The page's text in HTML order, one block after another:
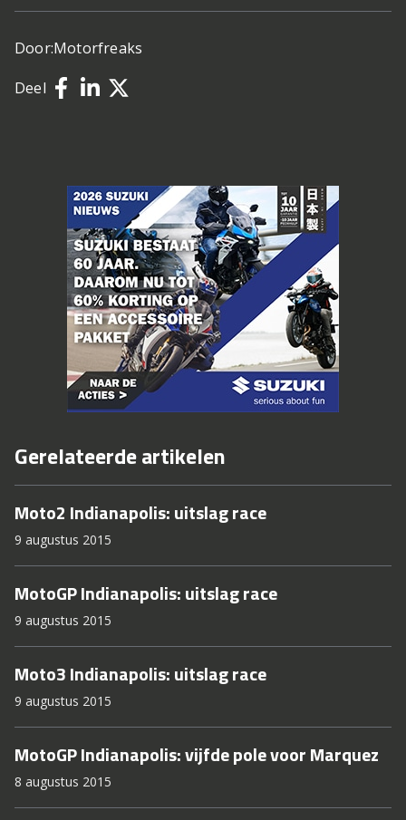
Door:Motorfreaks
Deel
Gerelateerde artikelen
Moto2 Indianapolis: uitslag race
9 augustus 2015
MotoGP Indianapolis: uitslag race
9 augustus 2015
Moto3 Indianapolis: uitslag race
9 augustus 2015
MotoGP Indianapolis: vijfde pole voor Marquez
8 augustus 2015